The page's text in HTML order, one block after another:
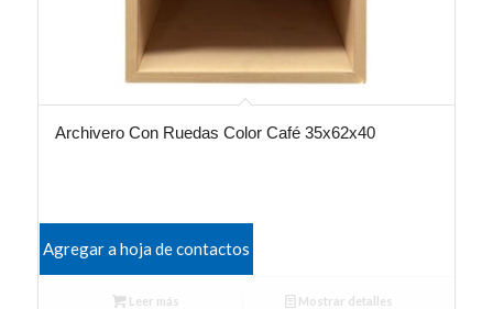
Archivero Con Ruedas Color Café 35x62x40
Agregar a hoja de contactos
Leer más Mostrar detalles